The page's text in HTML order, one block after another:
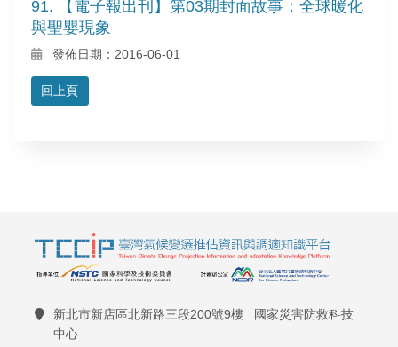
91. 【電子報出刊】第03期封面故事：全球暖化
與聖嬰現象
發佈日期：2016-06-01
回上頁
新北市新店區北新路三段200號9樓 國家災害防救科技
中心